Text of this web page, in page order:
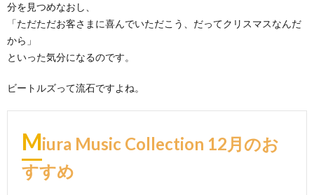
分を見つめなおし、
「ただただお客さまに喜んでいただこう、だってクリスマスなんだ
から」
といった気分になるのです。
ビートルズって流石ですよね。
Miura Music Collection 12月のお
すすめ